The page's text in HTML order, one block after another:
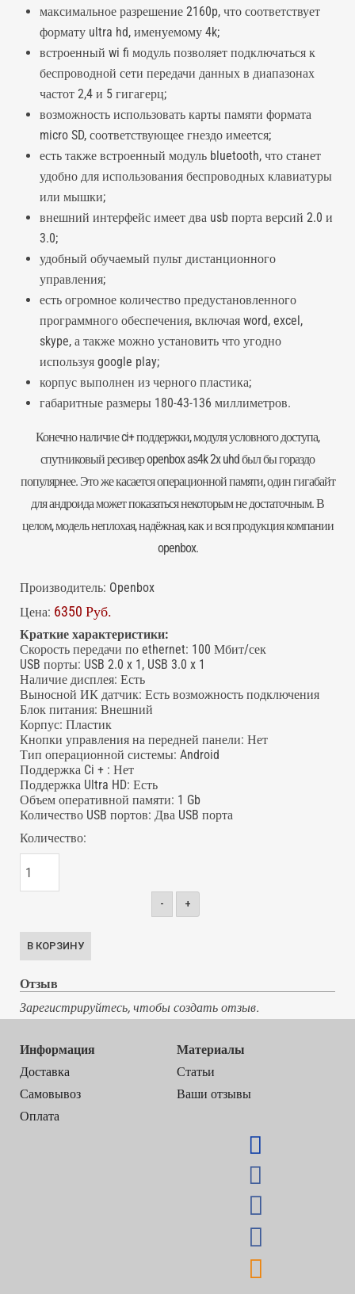
максимальное разрешение 2160p, что соответствует
формату ultra hd, именуемому 4k;
встроенный wi fi модуль позволяет подключаться к
беспроводной сети передачи данных в диапазонах
частот 2,4 и 5 гигагерц;
возможность использовать карты памяти формата
micro SD, соответствующее гнездо имеется;
есть также встроенный модуль bluetooth, что станет
удобно для использования беспроводных клавиатуры
или мышки;
внешний интерфейс имеет два usb порта версий 2.0 и
3.0;
удобный обучаемый пульт дистанционного
управления;
есть огромное количество предустановленного
программного обеспечения, включая word, excel,
skype, а также можно установить что угодно
используя google play;
корпус выполнен из черного пластика;
габаритные размеры 180-43-136 миллиметров.
Конечно наличие ci+ поддержки, модуля условного доступа,
спутниковый ресивер openbox as4k 2x uhd был бы гораздо
популярнее. Это же касается операционной памяти, один гигабайт
для андроида может показаться некоторым не достаточным. В
целом, модель неплохая, надёжная, как и вся продукция компании
openbox.
Производитель: Openbox
Цена: 6350 Руб.
Краткие характеристики:
Скорость передачи по ethernet: 100 Мбит/сек
USB порты: USB 2.0 x 1, USB 3.0 x 1
Наличие дисплея: Есть
Выносной ИК датчик: Есть возможность подключения
Блок питания: Внешний
Корпус: Пластик
Кнопки управления на передней панели: Нет
Тип операционной системы: Android
Поддержка Ci + : Нет
Поддержка Ultra HD: Есть
Объем оперативной памяти: 1 Gb
Количество USB портов: Два USB порта
Количество:
- +
Отзыв
Зарегистрируйтесь, чтобы создать отзыв.
Информация
Доставка
Самовывоз
Оплата
Материалы
Статьи
Ваши отзывы